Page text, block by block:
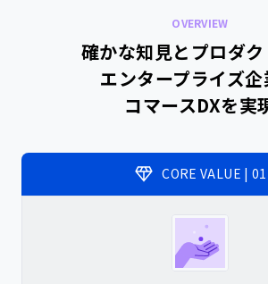
販売方法ごとの特徴
総合通販
（商品が多いショップ様向け）
定期通販
（商品が少ないショップ様向け）
ecforceへの移行で施策の実行ス
倍に向上。パーソナライズヘアケ
「MEDULLA」を展開するSparty
ーカーとしての基礎体力と強い運
OVERVIEW
確かな知見とプロダ
エンタープライズ企
コマースDXを実
CORE VALUE | 01